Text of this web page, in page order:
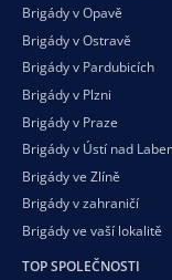
Brigády v Opavě
Brigády v Ostravě
Brigády v Pardubicích
Brigády v Plzni
Brigády v Praze
Brigády v Ústí nad
Brigády ve Zlíně
Brigády v zahraničí
Brigády ve vaší lokalitě
TOP SPOLEČNOSTI